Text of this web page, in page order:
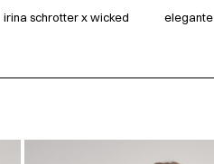
irina schrotter x wicked elegante